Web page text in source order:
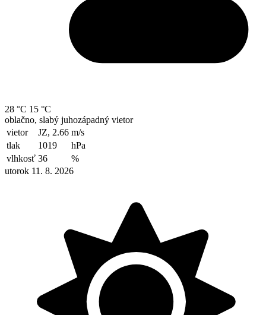
28 °C 15 °C
oblačno, slabý juhozápadný vietor
vietor
JZ, 2.66 m/s
tlak
1019
hPa
vlhkosť 36
%
utorok 11. 8. 2026